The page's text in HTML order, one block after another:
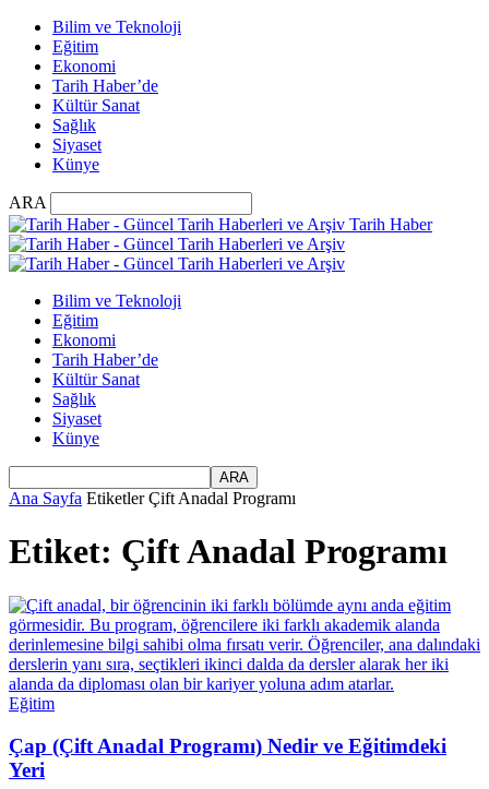
Bilim ve Teknoloji
Eğitim
Ekonomi
Tarih Haber’de
Kültür Sanat
Sağlık
Siyaset
Künye
ARA
Tarih Haber
Bilim ve Teknoloji
Eğitim
Ekonomi
Tarih Haber’de
Kültür Sanat
Sağlık
Siyaset
Künye
Ana Sayfa Etiketler Çift Anadal Programı
Etiket: Çift Anadal Programı
Eğitim
Çap (Çift Anadal Programı) Nedir ve Eğitimdeki
Yeri